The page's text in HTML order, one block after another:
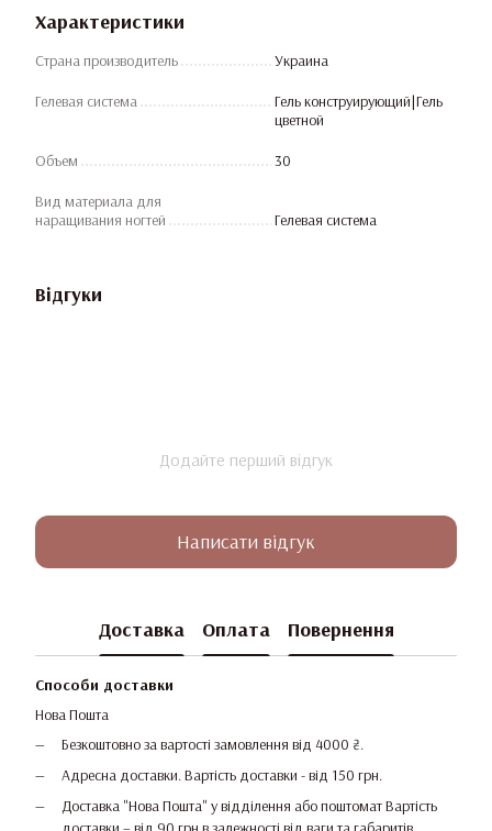
Характеристики
Страна производитель Украина
Гелевая система
Гель конструирующий|Гель
цветной
Объем 30
Вид материала для
наращивания ногтей
Гелевая система
Відгуки
Додайте перший відгук
Написати відгук
Доставка Оплата Повернення
Способи доставки
Нова Пошта
Безкоштовно за вартості замовлення від 4000 ₴.
Адресна доставки. Вартість доставки - від 150 грн.
Доставка "Нова Пошта" у відділення або поштомат Вартість